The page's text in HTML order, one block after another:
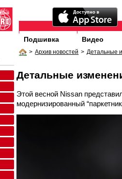
Подшивка Видео
> Архив новостей > Детальные
Детальные
Этой весной Nissan
модернизированный